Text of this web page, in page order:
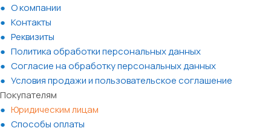
О компании
Контакты
Реквизиты
Политика обработки персональных данных
Согласие на обработку персональных данных
Условия продажи и пользовательское соглашение
Покупателям
Юридическим лицам
Способы оплаты